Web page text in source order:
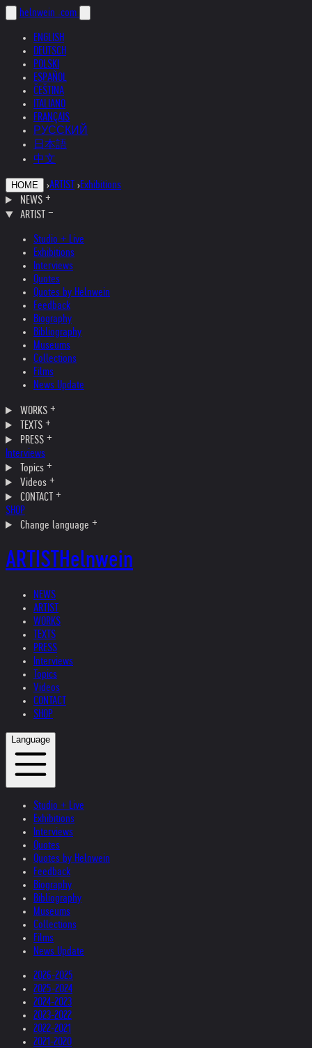
helnwein .com
ENGLISH
DEUTSCH
POLSKI
ESPAÑOL
ČEŠTINA
ITALIANO
FRANÇAIS
РУССКИЙ
日本語
中文
HOME ›ARTIST ›Exhibitions
NEWS
ARTIST
Studio + Live
Exhibitions
Interviews
Quotes
Quotes by Helnwein
Feedback
Biography
Bibliography
Museums
Collections
Films
News Update
WORKS
TEXTS
PRESS
Interviews
Topics
Videos
CONTACT
SHOP
Change language
ARTISTHelnwein
NEWS
ARTIST
WORKS
TEXTS
PRESS
Interviews
Topics
Videos
CONTACT
SHOP
Language
Studio + Live
Exhibitions
Interviews
Quotes
Quotes by Helnwein
Feedback
Biography
Bibliography
Museums
Collections
Films
News Update
2026-2025
2025-2024
2024-2023
2023-2022
2022-2021
2021-2020